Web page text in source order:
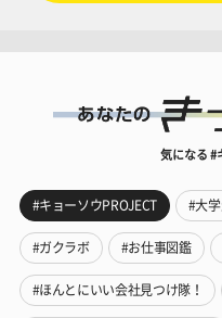
気になる #
#キョーソウPROJECT #大
#ガクラボ #お仕事図鑑
#ほんとにいい会社見つけ隊！